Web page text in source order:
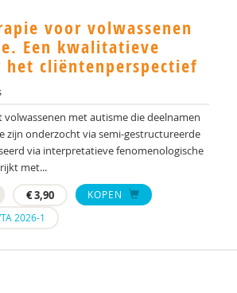
voor volwassenen
Een kwalitatieve
het cliëntenperspectief
volwassenen met autisme die deelnamen
zijn onderzocht via semi-gestructureerde
via interpretatieve fenomenologische
met...
€3,90
KOPEN
2026-1